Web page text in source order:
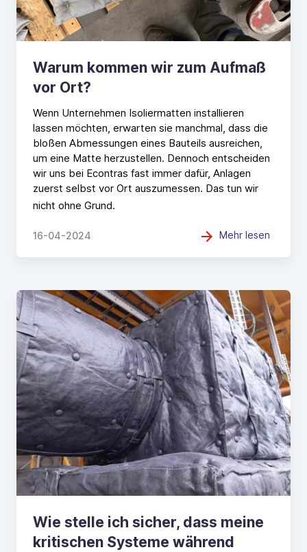
Warum kommen wir zum Aufmaß
vor Ort?
Wenn Unternehmen Isoliermatten installieren
lassen möchten, erwarten sie manchmal, dass die
bloßen Abmessungen eines Bauteils ausreichen,
um eine Matte herzustellen. Dennoch entscheiden
wir uns bei Econtras fast immer dafür, Anlagen
zuerst selbst vor Ort auszumessen. Das tun wir
nicht ohne Grund.
16-04-2024 Mehr lesen
Wie stelle ich sicher, dass meine
kritischen Systeme während